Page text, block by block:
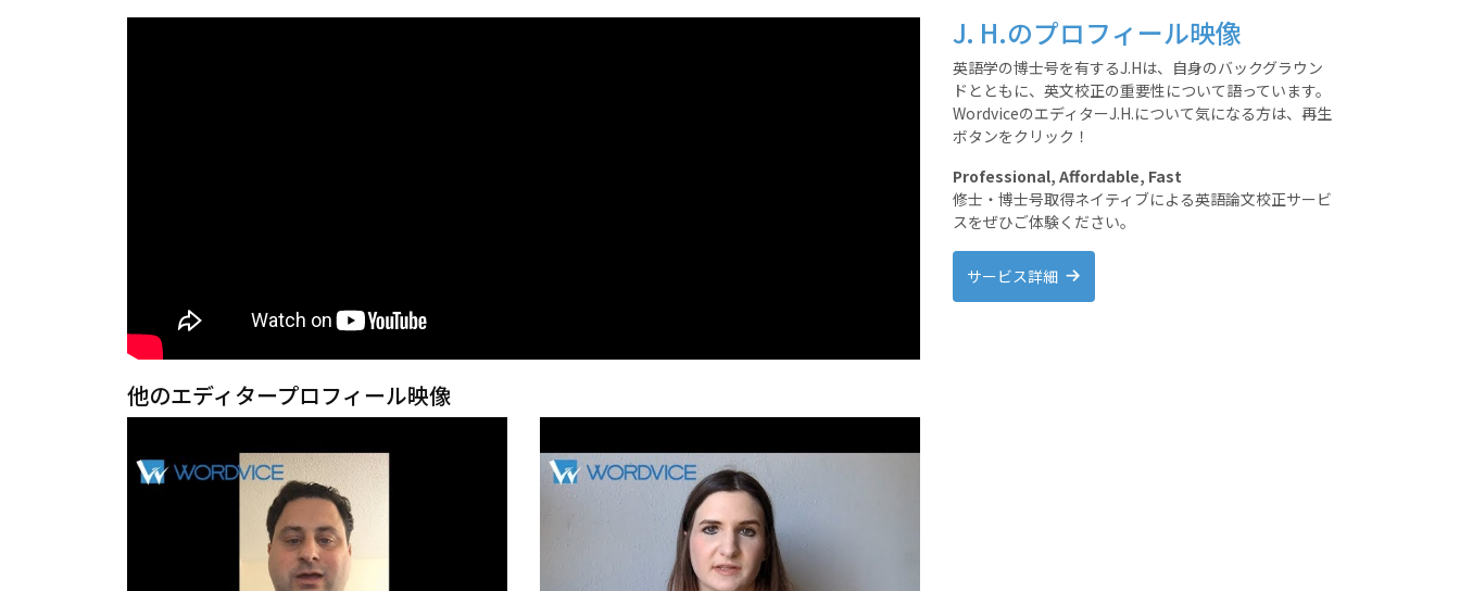
J. H.のプロフィール映像
英語学の博士号を有するJ.Hは、自身のバックグラウン
ドとともに、英文校正の重要性について語っています。
WordviceのエディターJ.H.について気になる方は、再生
ボタンをクリック！
Professional, Affordable, Fast
修士・博士号取得ネイティブによる英語論文校正サービ
スをぜひご体験ください。
サービス詳細
他のエディタープロフィール映像